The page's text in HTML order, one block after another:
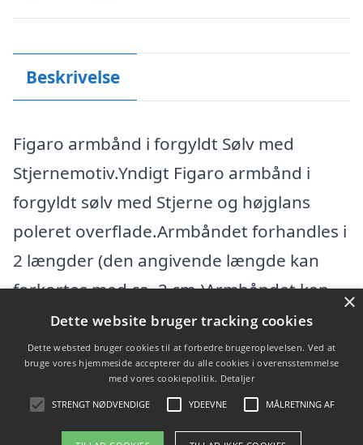
Beskrivelse
Figaro armbånd i forgyldt Sølv med
Stjernemotiv.Yndigt Figaro armbånd i
forgyldt sølv med Stjerne og højglans
poleret overflade.Armbåndet forhandles i
2 længder (den angivende længde kan
forkortes med ca. 2 cm.)Armbåndet kan
diamant eller lasergraveres på
Varekategorier
Produkter
×
Dette website bruger tracking cookies
Dette websted bruger cookies til at forbedre brugeroplevelsen. Ved at
bruge vores hjemmeside accepterer du alle cookies i overensstemmelse
med vores cookiepolitik. Detaljer
STRENGT NØDVENDIGE YDEEVNE MÅLRETNING AF